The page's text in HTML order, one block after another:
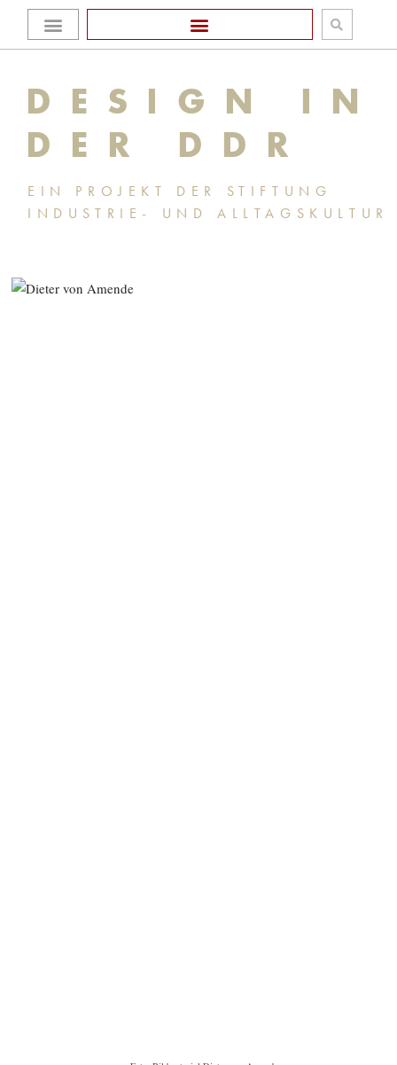
Zum
springen
DESIGN IN
DER DDR
EIN PROJEKT DER STIFTUNG
INDUSTRIE- UND ALLTAGSKULTUR